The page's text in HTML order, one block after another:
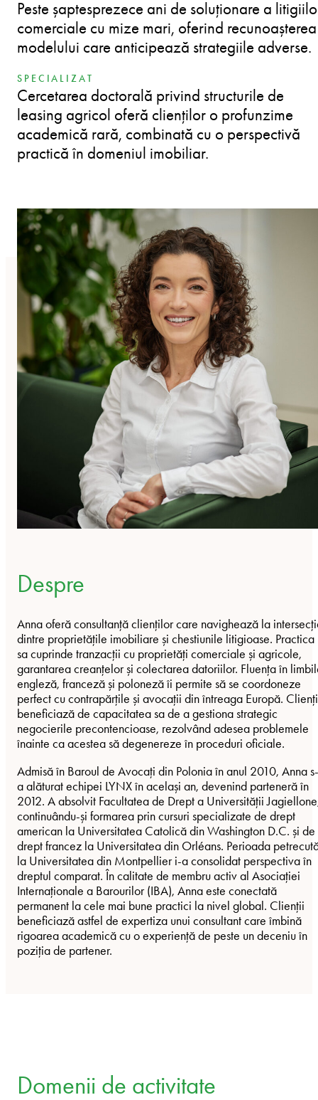
Peste șaptesprezece ani de soluționare a
comerciale cu mize mari, oferind recunoașterea
modelului care anticipează strategiile adverse.
SPECIALIZAT
Cercetarea doctorală privind structurile de
leasing agricol oferă clienților o profunzime
academică rară, combinată cu o perspectivă
practică în domeniul imobiliar.
Despre
Anna oferă consultanță clienților care navighează la
dintre proprietățile imobiliare și chestiunile litigioase. Practica
sa cuprinde tranzacții cu proprietăți comerciale și agricole,
garantarea creanțelor și colectarea datoriilor. Fluența în
engleză, franceză și poloneză îi permite să se coordoneze
perfect cu contrapărțile și avocații din întreaga Europă.
beneficiază de capacitatea sa de a gestiona strategic
negocierile precontencioase, rezolvând adesea problemele
înainte ca acestea să degenereze în proceduri oficiale.
Admisă în Baroul de Avocați din Polonia în anul 2010, Anna s-
a alăturat echipei LYNX în același an, devenind parteneră în
2012. A absolvit Facultatea de Drept a Universității
continuându-și formarea prin cursuri specializate de drept
american la Universitatea Catolică din Washington D.C. și de
drept francez la Universitatea din Orléans. Perioada
la Universitatea din Montpellier i-a consolidat perspectiva în
dreptul comparat. În calitate de membru activ al Asociației
Internaționale a Barourilor (IBA), Anna este conectată
permanent la cele mai bune practici la nivel global. Clienții
beneficiază astfel de expertiza unui consultant care îmbină
rigoarea academică cu o experiență de peste un deceniu în
poziția de partener.
Domenii de activitate